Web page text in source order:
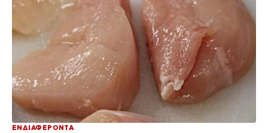
ΕΝΔΙΑΦΕΡΟΝΤΑ